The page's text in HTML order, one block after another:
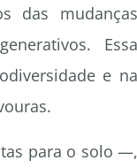
das mudanças
Essa
e na
para o solo —,